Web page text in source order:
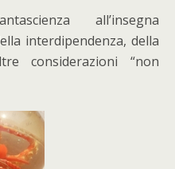
all’insegna
interdipendenza, della
considerazioni “non